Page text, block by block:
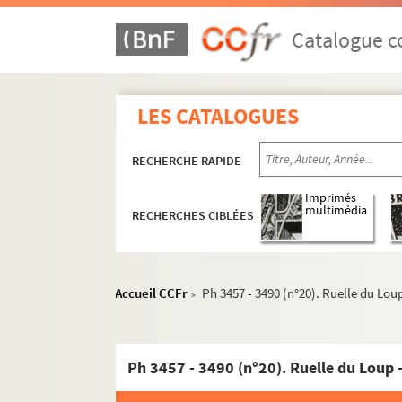
Catalogue
LES CATALOGUES
RECHERCHE RAPIDE
RECHERCHES CIBLÉES
Imprimés
multimédia
Accueil CCFr > Ph 3457 - 3490 (n°20). Ruelle du
Ph 3457 - 3490 (n°20). Ruelle du Loup
Ph 1000 - 2211 (table 1). Citadelle et
Ph 2212 - 2234. Vues d'ensemble